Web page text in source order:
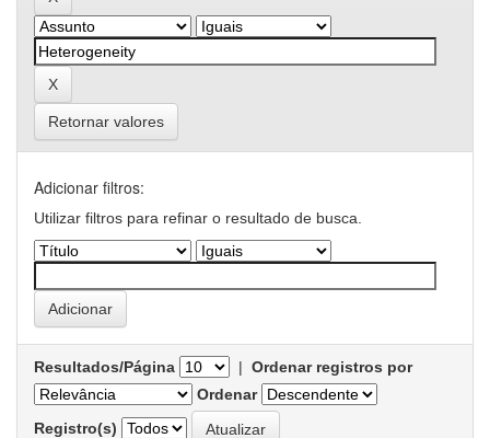
Retornar valores
Adicionar filtros:
Utilizar filtros para refinar o resultado de busca.
Resultados/Página | Ordenar registros por
Ordenar
Registro(s)